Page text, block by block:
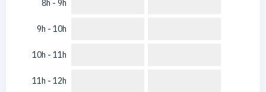
8h - 9h
9h - 10h
10h - 11h
11h - 12h